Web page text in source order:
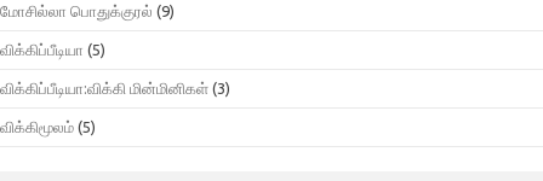
மோசில்லா பொதுக்குரல் (9)
விக்கிப்பீடியா (5)
விக்கிப்பீடியா:விக்கி மின்மினிகள் (3)
விக்கிமூலம் (5)